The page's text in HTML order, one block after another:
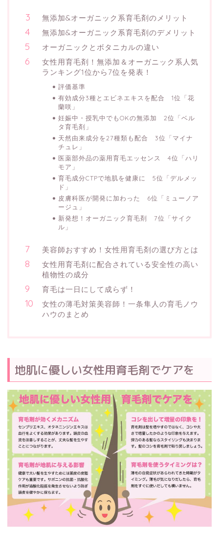
無添加&オーガニック系育毛剤のメリット
無添加&オーガニック系育毛剤のデメリット
オーガニックとボタニカルの違い
女性用育毛剤！無添加＆オーガニック系人気
ランキング1位から7位を発表！
評価基準
有効成分3種とエビネエキスを配合 1位「花
蘭咲」
妊娠中・授乳中でもOKの無添加 2位「ベル
タ育毛剤」
天然由来成分を27種類も配合 3位「マイナ
チュレ」
医薬部外品の薬用育毛エッセンス 4位「ハリ
モア」
育毛成分CTPで地肌を健康に 5位「デルメッ
ド」
皮膚科医が開発に加わった 6位「ミューノア
ージュ」
新発想！オーガニック育毛剤 7位「サイク
ル」
美容師おすすめ！女性用育毛剤の選び方とは
女性用育毛剤に配合されている安全性の高い
植物性の成分
育毛は一日にして成らず！
女性の薄毛対策美容師！一条隼人の育毛ノウ
ハウのまとめ
地肌に優しい女性用育毛剤でケアを